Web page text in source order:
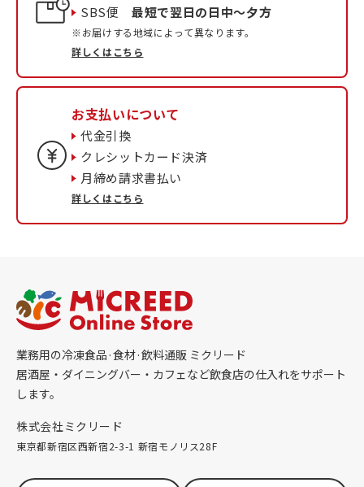
SBS便最短で翌日の日中〜夕方
※お届けする地域によって異なります。
詳しくはこちら
お支払いについて
代金引換
クレシットカード決済
月締め請求書払い
詳しくはこちら
業務用の冷凍食品·食材·飲料通販 ミクリード
居酒屋・ダイニングバー・カフェなど飲食店の仕入れをサポート
します。
株式会社ミクリード
東京都新宿区西新宿2-3-1 新宿モノリス28F